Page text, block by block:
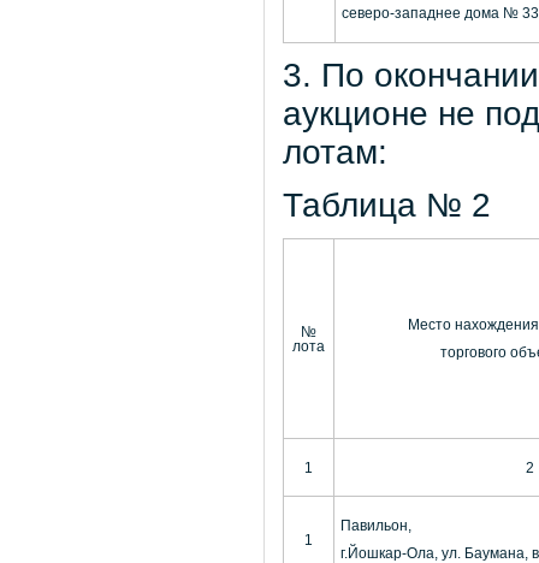
северо-западнее дома № 33
3. По
аукционе не
лотам:
Таблица № 2
№
лота
Место
торгового
1 2
1
Павильон,
г.Йошкар-Ола, ул. Баумана,